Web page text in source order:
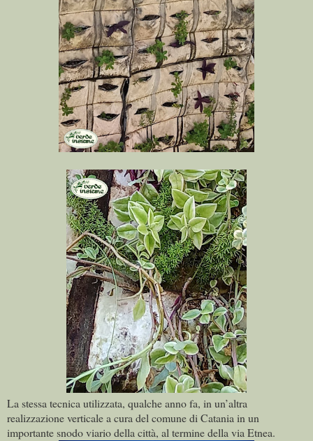
La stessa tecnica utilizzata, qualche anno fa, in un’altra
realizzazione verticale a cura del comune di Catania in un
importante snodo viario della città, al termine della via Etnea.